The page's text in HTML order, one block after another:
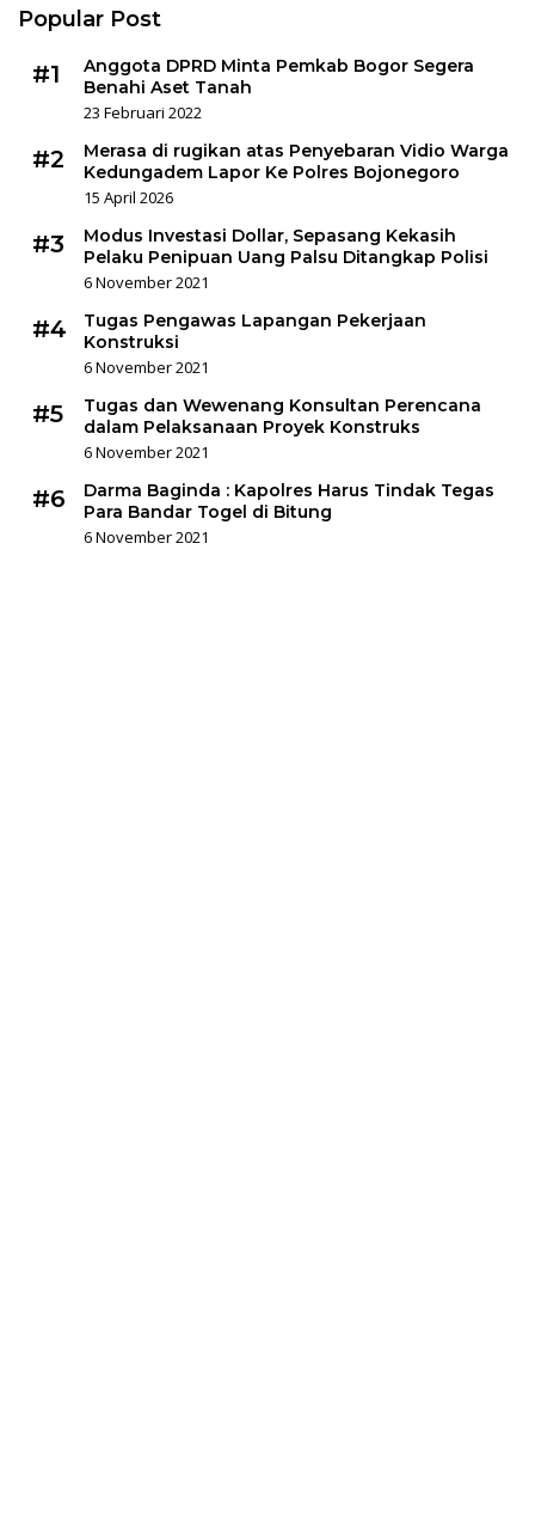
Popular Post
#1
Anggota DPRD Minta Pemkab Bogor Segera
Benahi Aset Tanah
23 Februari 2022
#2
Merasa di rugikan atas Penyebaran Vidio Warga
Kedungadem Lapor Ke Polres Bojonegoro
15 April 2026
#3
Modus Investasi Dollar, Sepasang Kekasih
Pelaku Penipuan Uang Palsu Ditangkap Polisi
6 November 2021
#4
Tugas Pengawas Lapangan Pekerjaan
Konstruksi
6 November 2021
#5
Tugas dan Wewenang Konsultan Perencana
dalam Pelaksanaan Proyek Konstruks
6 November 2021
#6
Darma Baginda : Kapolres Harus Tindak Tegas
Para Bandar Togel di Bitung
6 November 2021